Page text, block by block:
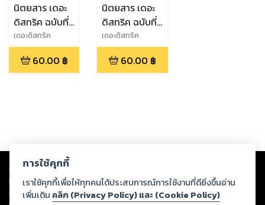
นิตยสาร เดอะ
ดิสทริค ฉบับที่
29 ปีที่ 8
เดอะดิสทริค
60.00 ฿
นิตยสาร เดอะ
ดิสทริค ฉบับที่
17 ปีที่ 4
เดอะดิสทริค
60.00 ฿
Copyright © 2026
ต่อผลงานหรือเนื้อหาใดที่อัปโหลดผ่านเว็บไซต์และปรากฏว่าละเมิดสิทธิใน
ทรัพย์สินทางปัญญาของบุคคลอื่นหรือขัดต่อกฎหมายและศีลธรรม ดังนั้น ผู้อ่าน
ทุกท่านโปรดใช้วิจารณญาณในการกลั่นกรองด้วยตนเอง และหากท่านพบว่าส่วน
การใช้คุกกี้
เราใช้คุกกี้เพื่อให้ทุกคนได้ประสบการณ์การใช้งานที่ดียิ่งขึ้นอ่าน
เพิ่มเติม คลิก (Privacy Policy) และ (Cookie Policy)